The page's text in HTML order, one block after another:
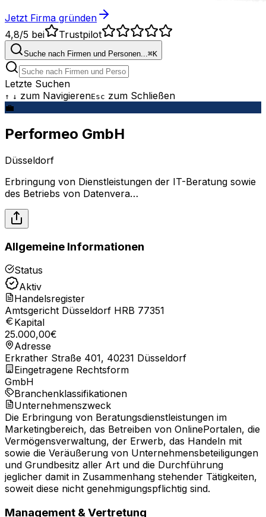
Jetzt Firma gründen
4,8/5 bei Trustpilot
Suche nach Firmen und Personen...⌘K
Letzte Suchen
↑ ↓ zum NavigierenEsc zum Schließen
💼
Performeo GmbH
Düsseldorf
Erbringung von Dienstleistungen der IT-Beratung sowie
des Betriebs von Datenvera…
Allgemeine Informationen
Status
Aktiv
Handelsregister
Amtsgericht Düsseldorf HRB 77351
Kapital
25.000,00€
Adresse
Erkrather Straße 401, 40231 Düsseldorf
Eingetragene Rechtsform
GmbH
Branchenklassifikationen
Unternehmenszweck
Die Erbringung von Beratungsdienstleistungen im
Marketingbereich, das Betreiben von OnlinePortalen, die
Vermögensverwaltung, der Erwerb, das Handeln mit
sowie die Veräußerung von Unternehmensbeteiligungen
und Grundbesitz aller Art und die Durchführung
jeglicher damit in Zusammenhang stehender Tätigkeiten,
soweit diese nicht genehmigungspflichtig sind.
Management & Vertretung